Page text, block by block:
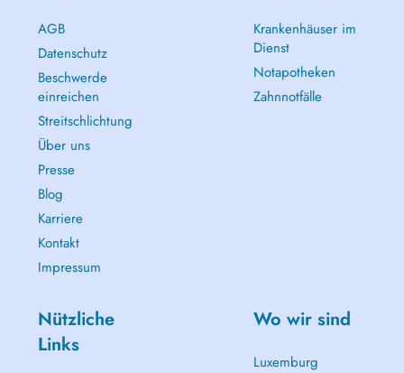
AGB
Datenschutz
Beschwerde
einreichen
Streitschlichtung
Über uns
Presse
Blog
Karriere
Kontakt
Impressum
Krankenhäuser im
Dienst
Notapotheken
Zahnnotfälle
Nützliche
Links
Wo wir sind
Luxemburg